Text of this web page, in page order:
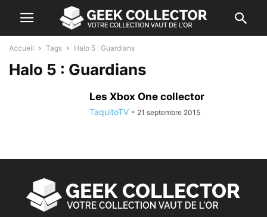
Accueil Tags Halo 5 : Guardians
Halo 5 : Guardians
Les Xbox One collector
TaquitoTV - 21 septembre 2015